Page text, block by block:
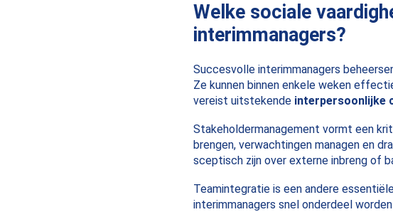
Welke sociale
interimmanagers?
Succesvolle interimmanagers
Ze kunnen binnen enkele weken
vereist uitstekende interpersoonlijke
Stakeholdermanagement vormt een
brengen, verwachtingen managen en
sceptisch zijn over externe inbreng of
Teamintegratie is een andere
interimmanagers snel onderdeel